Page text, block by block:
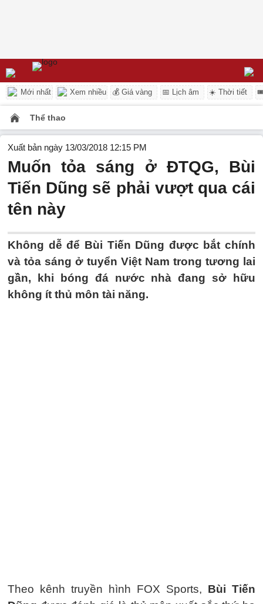
Mới nhất Xem nhiều 💰 Giá vàng 📅 Lịch âm ☀️ Thời tiết
Thể thao
Xuất bản ngày 13/03/2018 12:15 PM
Muốn tỏa sáng ở ĐTQG, Bùi
Tiến Dũng sẽ phải vượt qua cái
tên này
Không dễ để Bùi Tiến Dũng được bắt chính
và tỏa sáng ở tuyển Việt Nam trong tương lai
gần, khi bóng đá nước nhà đang sở hữu
không ít thủ môn tài năng.
Theo kênh truyền hình FOX Sports, Bùi Tiến